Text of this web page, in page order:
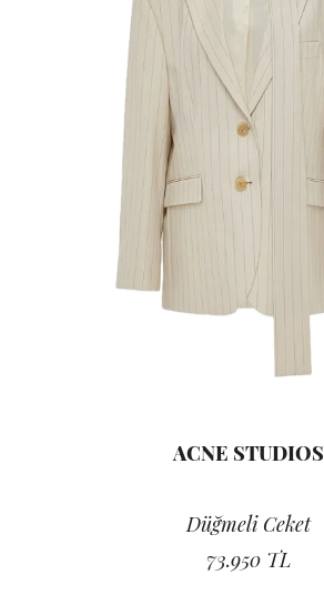
ACNE STUDIOS
Düğmeli Ceket
73.950 TL